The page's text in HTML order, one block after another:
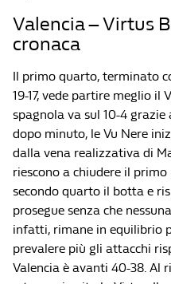
Valencia – Virtus
cronaca
Il primo quarto, terminato
19-17, vede partire meglio il
spagnola va sul 10-4
dopo minuto, le Vu Nere
dalla vena realizzativa di
riescono a chiudere il
secondo quarto il botta e
prosegue senza che
infatti, rimane in equilibrio
prevalere più gli attacchi
Valencia è avanti 40-38. Al